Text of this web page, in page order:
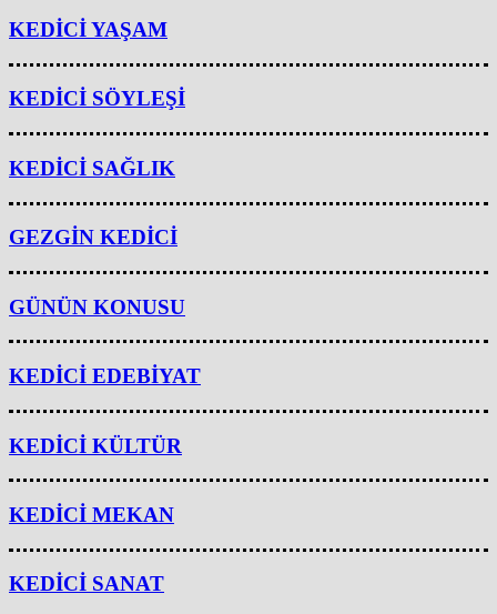
KEDİCİ YAŞAM
KEDİCİ SÖYLEŞİ
KEDİCİ SAĞLIK
GEZGİN KEDİCİ
GÜNÜN KONUSU
KEDİCİ EDEBİYAT
KEDİCİ KÜLTÜR
KEDİCİ MEKAN
KEDİCİ SANAT